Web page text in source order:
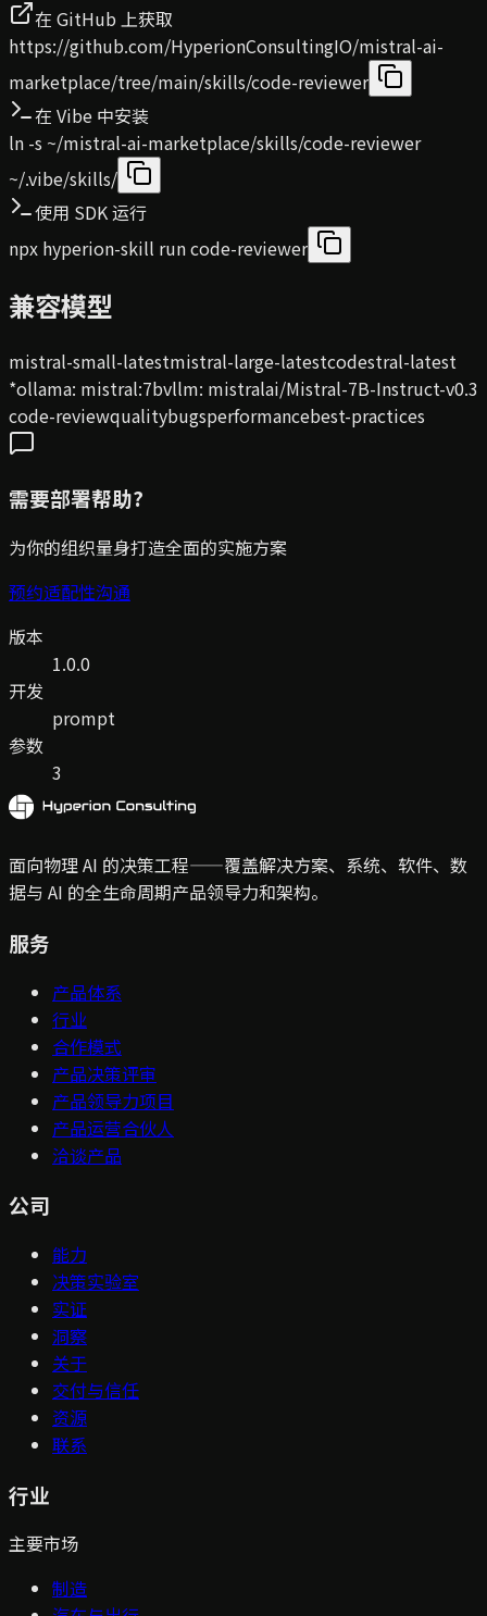
在 GitHub 上获取
https://github.com/HyperionConsultingIO/mistral-ai-
marketplace/tree/main/skills/code-reviewer
在 Vibe 中安装
ln -s ~/mistral-ai-marketplace/skills/code-reviewer
~/.vibe/skills/
使用 SDK 运行
npx hyperion-skill run code-reviewer
兼容模型
mistral-small-latestmistral-large-latestcodestral-latest
*ollama: mistral:7bvllm: mistralai/Mistral-7B-Instruct-v0.3
code-reviewqualitybugsperformancebest-practices
需要部署帮助?
为你的组织量身打造全面的实施方案
预约适配性沟通
版本
1.0.0
开发
prompt
参数
3
面向物理 AI 的决策工程——覆盖解决方案、系统、软件、数
据与 AI 的全生命周期产品领导力和架构。
服务
产品体系
行业
合作模式
产品决策评审
产品领导力项目
产品运营合伙人
洽谈产品
公司
能力
决策实验室
实证
洞察
关于
交付与信任
资源
联系
行业
主要市场
制造